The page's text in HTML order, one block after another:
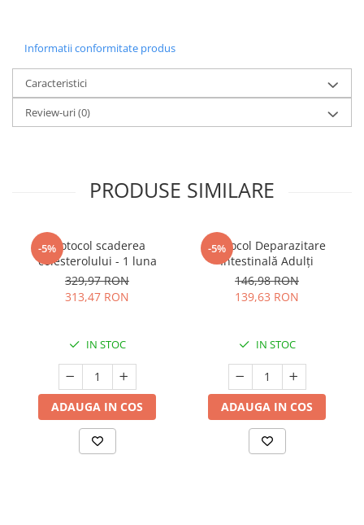
Informatii conformitate produs
Caracteristici
Review-uri(0)
PRODUSE SIMILARE
-5%Protocol scaderea
colesterolului - 1 luna
329,97 RON
313,47 RON
IN STOC
ADAUGA IN COS
-5%
Protocol Deparazitare
Intestinală Adulți
146,98 RON
139,63 RON
IN STOC
ADAUGA IN COS